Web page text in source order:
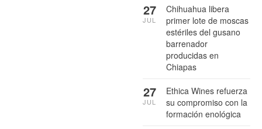
Chihuahua libera
primer lote de moscas
estériles del gusano
barrenador
producidas en
Chiapas
27
JUL
Ethica Wines refuerza
su compromiso con la
formación enológica
27
JUL